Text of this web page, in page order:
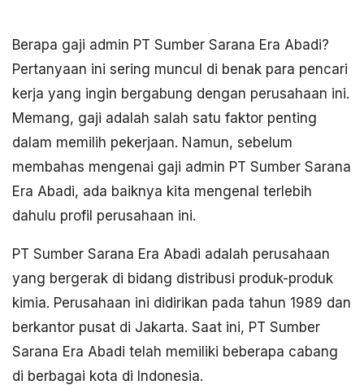
Berapa gaji admin PT Sumber Sarana Era Abadi?
Pertanyaan ini sering muncul di benak para pencari
kerja yang ingin bergabung dengan perusahaan ini.
Memang, gaji adalah salah satu faktor penting
dalam memilih pekerjaan. Namun, sebelum
membahas mengenai gaji admin PT Sumber Sarana
Era Abadi, ada baiknya kita mengenal terlebih
dahulu profil perusahaan ini.
PT Sumber Sarana Era Abadi adalah perusahaan
yang bergerak di bidang distribusi produk-produk
kimia. Perusahaan ini didirikan pada tahun 1989 dan
berkantor pusat di Jakarta. Saat ini, PT Sumber
Sarana Era Abadi telah memiliki beberapa cabang
di berbagai kota di Indonesia.